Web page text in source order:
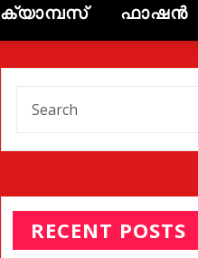
ക്യാമ്പസ് ഫാഷൻ
RECENT POSTS